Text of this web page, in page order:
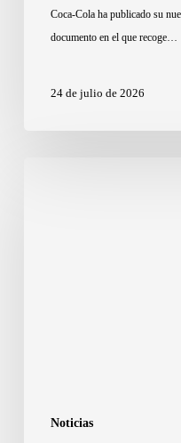
Coca-Cola ha publicado su
documento en el que recoge…
24 de julio de 2026
Noticias